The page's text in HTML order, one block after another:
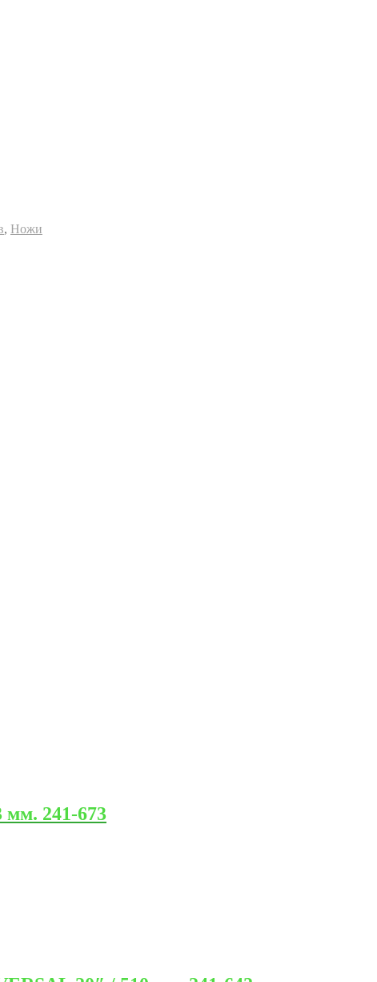
, Ножи
мм. 241-673